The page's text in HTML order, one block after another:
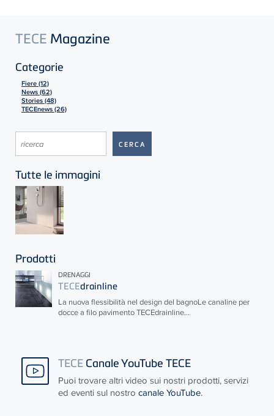
TECE Magazine
Categorie
Fiere (12)
News (62)
Stories (48)
TECEnews (26)
Tutte le immagini
Prodotti
DRENAGGI
TECEdrainline
La nuova flessibilità nel design del bagnoLe canaline per
docce a filo pavimentoTECEdrainline...
TECE Canale YouTube TECE
Puoi trovare altri video sui nostri prodotti, servizi
ed eventi sul nostro canale YouTube.